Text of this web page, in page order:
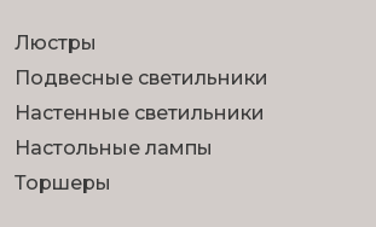
Люстры
Подвесные светильники
Настенные светильники
Настольные лампы
Торшеры